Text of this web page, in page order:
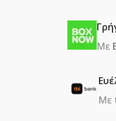
Με
Με